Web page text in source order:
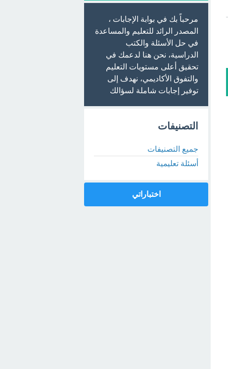
مرحباً بك في بوابة الإجابات ،
المصدر الرائد للتعليم والمساعدة
في حل الأسئلة والكتب
الدراسية، نحن هنا لدعمك في
تحقيق أعلى مستويات التعليم
والتفوق الأكاديمي، نهدف إلى
توفير إجابات شاملة لسؤالك
التصنيفات
جميع التصنيفات
أسئلة تعليمية
اختباراتي